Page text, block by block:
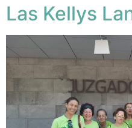
Las Kellys